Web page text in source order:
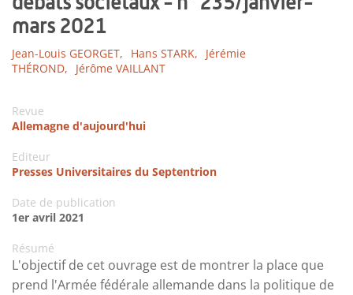
mars 2021
Jean-Louis GEORGET, Hans STARK,
Jérémie
THÉROND,
Jérôme VAILLANT
Revue
Allemagne d'aujourd'hui
Editeur
Presses Universitaires du Septentrion
Date de publication
1er avril 2021
Résumé
L'objectif de cet ouvrage est de montrer la place que
prend l'Armée fédérale allemande dans la politique de